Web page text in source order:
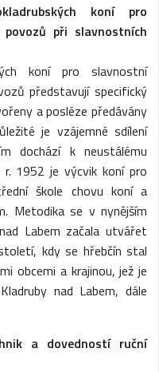
koní pro
při slavnostních
koní pro slavnostní
představují specifický
a posléze předávány
je vzájemné sdílení
dochází k neustálému
r. 1952 je výcvik koní pro
škole chovu koní a
Metodika se v nynějším
Labem začala utvářet
kdy se hřebčín stal
obcemi a krajinou, jež je
nad Labem, dále
a dovedností ruční